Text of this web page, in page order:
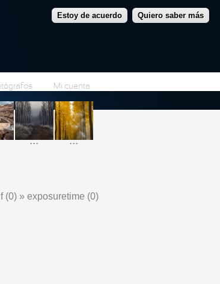
Estoy de acuerdo Quiero saber más
Mi cuenta
... ...
(0) » exposuretime (0)